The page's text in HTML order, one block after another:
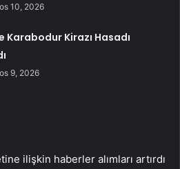
10, 2026
Karabodur Kirazı Hasadı
9, 2026
ilişkin haberler alımları artırdı